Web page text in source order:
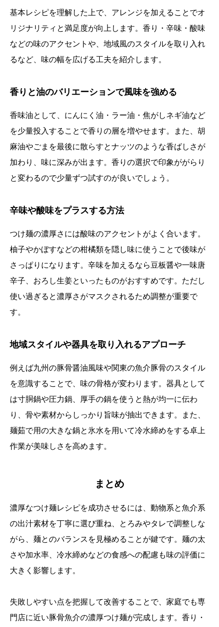
基本レシピを理解した上で、アレンジを加えることでオ
リジナリティと満足度が向上します。香り・辛味・酸味
などの味のアクセントや、地域風のスタイルを取り入れ
るなど、味の幅を広げる工夫を紹介します。
香りと油のバリエーションで風味を強める
香味油として、にんにく油・ラー油・焦がしネギ油など
を少量投入することで香りの層を増やせます。また、胡
麻油やごまを最後に散らすとナッツのような香ばしさが
加わり、味に深みが出ます。香りの選択で印象ががらり
と変わるので少量ずつ試すのが良いでしょう。
辛味や酸味をプラスする方法
つけ麺の濃厚さには酸味のアクセントがよく合います。
柚子やかぼすなどの柑橘類を隠し味に使うことで後味が
さっぱりになります。辛味を加えるなら豆板醤や一味唐
辛子、おろし生姜といったものがおすすめです。ただし
使い過ぎると濃厚さがマスクされるため調整が重要で
す。
地域スタイルや器具を取り入れるアプローチ
例えば九州の豚骨醤油風味や関東の魚介豚骨のスタイル
を意識することで、味の骨格が変わります。器具として
は寸胴鍋や圧力鍋、厚手の鍋を使うと熱が均一に伝わ
り、骨や素材からしっかり旨味が抽出できます。また、
麺茹で用の大きな鍋と氷水を用いて冷水締めをする卓上
作業が美味しさを高めます。
まとめ
濃厚なつけ麺レシピを成功させるには、動物系と魚介系
の出汁素材を丁寧に選び重ね、とろみやタレで調整しな
がら、麺とのバランスを見極めることが鍵です。麺の太
さや加水率、冷水締めなどの食感への配慮も味の評価に
大きく影響します。
失敗しやすい点を把握して改善することで、家庭でも専
門店に近い豚骨魚介の濃厚つけ麺が完成します。香り・